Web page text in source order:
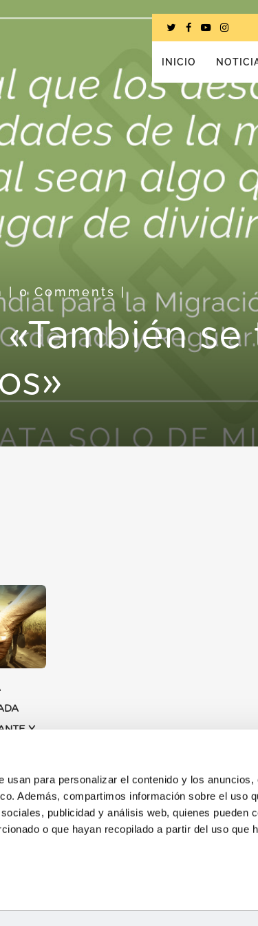
usan para personalizar el contenido y los anuncios,
Además, compartimos información sobre el uso
publicidad y análisis web, quienes pueden
o que hayan recopilado a partir del uso que
INICIO
| 0 Comments |
Y